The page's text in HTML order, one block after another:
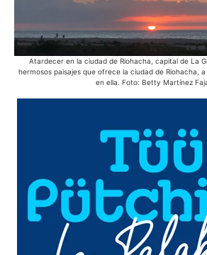
Atardecer en la ciudad de Riohacha, capital de La
hermosos paisajes que ofrece la ciudad de Riohacha,
en ella. Foto: Betty Martínez